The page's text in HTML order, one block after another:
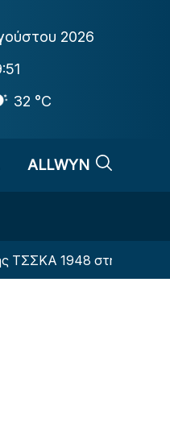
2026
32 °C
ALLWYN
1948 στην Λοκομοτίβ